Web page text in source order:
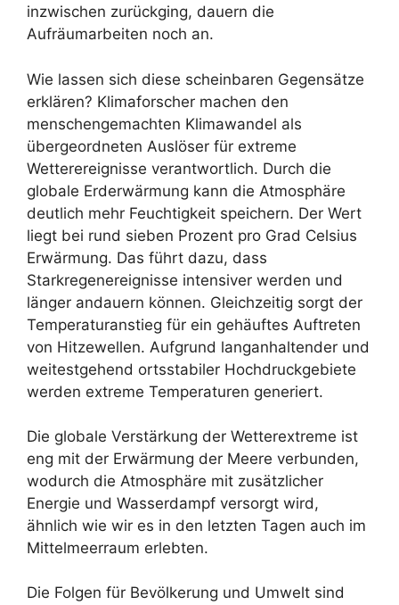
inzwischen zurückging, dauern die
Aufräumarbeiten noch an.
Wie lassen sich diese scheinbaren Gegensätze
erklären? Klimaforscher machen den
menschengemachten Klimawandel als
übergeordneten Auslöser für extreme
Wetterereignisse verantwortlich. Durch die
globale Erderwärmung kann die Atmosphäre
deutlich mehr Feuchtigkeit speichern. Der Wert
liegt bei rund sieben Prozent pro Grad Celsius
Erwärmung. Das führt dazu, dass
Starkregenereignisse intensiver werden und
länger andauern können. Gleichzeitig sorgt der
Temperaturanstieg für ein gehäuftes Auftreten
von Hitzewellen. Aufgrund langanhaltender und
weitestgehend ortsstabiler Hochdruckgebiete
werden extreme Temperaturen generiert.
Die globale Verstärkung der Wetterextreme ist
eng mit der Erwärmung der Meere verbunden,
wodurch die Atmosphäre mit zusätzlicher
Energie und Wasserdampf versorgt wird,
ähnlich wie wir es in den letzten Tagen auch im
Mittelmeerraum erlebten.
Die Folgen für Bevölkerung und Umwelt sind